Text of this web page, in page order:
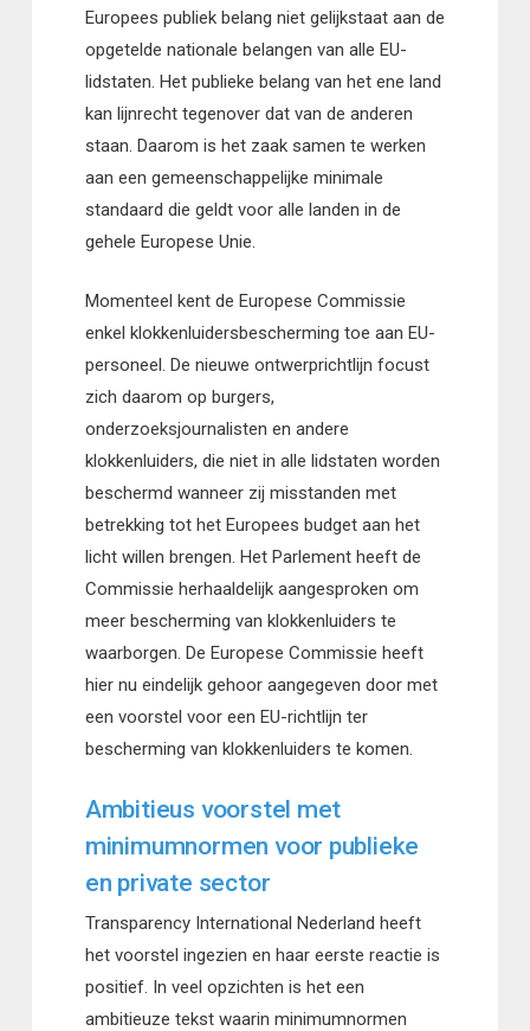
Europees publiek belang niet gelijkstaat aan de
opgetelde nationale belangen van alle EU-
lidstaten. Het publieke belang van het ene land
kan lijnrecht tegenover dat van de anderen
staan. Daarom is het zaak samen te werken
aan een gemeenschappelijke minimale
standaard die geldt voor alle landen in de
gehele Europese Unie.
Momenteel kent de Europese Commissie
enkel klokkenluidersbescherming toe aan EU-
personeel. De nieuwe ontwerprichtlijn focust
zich daarom op burgers,
onderzoeksjournalisten en andere
klokkenluiders, die niet in alle lidstaten worden
beschermd wanneer zij misstanden met
betrekking tot het Europees budget aan het
licht willen brengen. Het Parlement heeft de
Commissie herhaaldelijk aangesproken om
meer bescherming van klokkenluiders te
waarborgen. De Europese Commissie heeft
hier nu eindelijk gehoor aangegeven door met
een voorstel voor een EU-richtlijn ter
bescherming van klokkenluiders te komen.
Ambitieus voorstel met
minimumnormen voor publieke
en private sector
Transparency International Nederland heeft
het voorstel ingezien en haar eerste reactie is
positief. In veel opzichten is het een
ambitieuze tekst waarin minimumnormen